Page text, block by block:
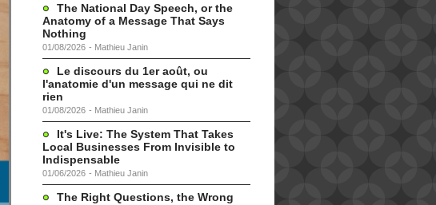
The National Day Speech, or the
Anatomy of a Message That Says
Nothing
01/08/2026 - Mathieu Janin
Le discours du 1er août, ou
l'anatomie d'un message qui ne dit
rien
01/08/2026 - Mathieu Janin
It's Live: The System That Takes
Local Businesses From Invisible to
Indispensable
01/06/2026 - Mathieu Janin
The Right Questions, the Wrong